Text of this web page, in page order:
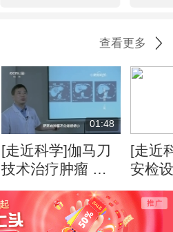
查看更多
01:48
[走近科学]伽马刀
技术治疗肿瘤 精
准摧毁病灶无痛无
感染
[走近
安检
赢得
可